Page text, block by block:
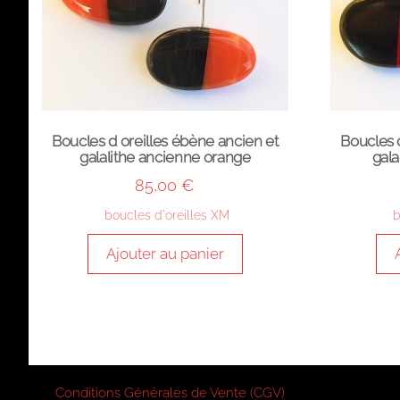
Boucles d oreilles ébène ancien et
galalithe ancienne orange
85,00€
boucles d'oreilles XM
Ajouter au panier
Boucles
Conditions Générales de Vente (CGV)